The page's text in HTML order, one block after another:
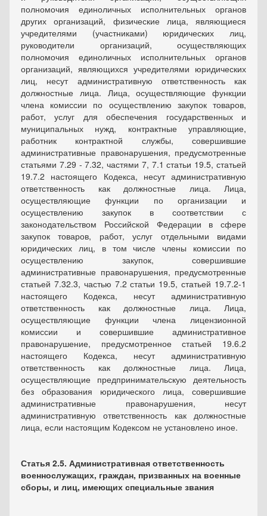
полномочия единоличных исполнительных органов
других организаций, физические лица, являющиеся
учредителями (участниками) юридических лиц,
руководители организаций, осуществляющих
полномочия единоличных исполнительных органов
организаций, являющихся учредителями юридических
лиц, несут административную ответственность как
должностные лица. Лица, осуществляющие функции
члена комиссии по осуществлению закупок товаров,
работ, услуг для обеспечения государственных и
муниципальных нужд, контрактные управляющие,
работник контрактной службы, совершившие
административные правонарушения, предусмотренные
статьями 7.29 - 7.32, частями 7, 7.1 статьи 19.5, статьей
19.7.2 настоящего Кодекса, несут административную
ответственность как должностные лица. Лица,
осуществляющие функции по организации и
осуществлению закупок в соответствии с
законодательством Российской Федерации в сфере
закупок товаров, работ, услуг отдельными видами
юридических лиц, в том числе члены комиссии по
осуществлению закупок, совершившие
административные правонарушения, предусмотренные
статьей 7.32.3, частью 7.2 статьи 19.5, статьей 19.7.2-1
настоящего Кодекса, несут административную
ответственность как должностные лица. Лица,
осуществляющие функции члена лицензионной
комиссии и совершившие административное
правонарушение, предусмотренное статьей 19.6.2
настоящего Кодекса, несут административную
ответственность как должностные лица. Лица,
осуществляющие предпринимательскую деятельность
без образования юридического лица, совершившие
административные правонарушения, несут
административную ответственность как должностные
лица, если настоящим Кодексом не установлено иное.
Статья 2.5. Административная ответственность
военнослужащих, граждан, призванных на военные
сборы, и лиц, имеющих специальные звания